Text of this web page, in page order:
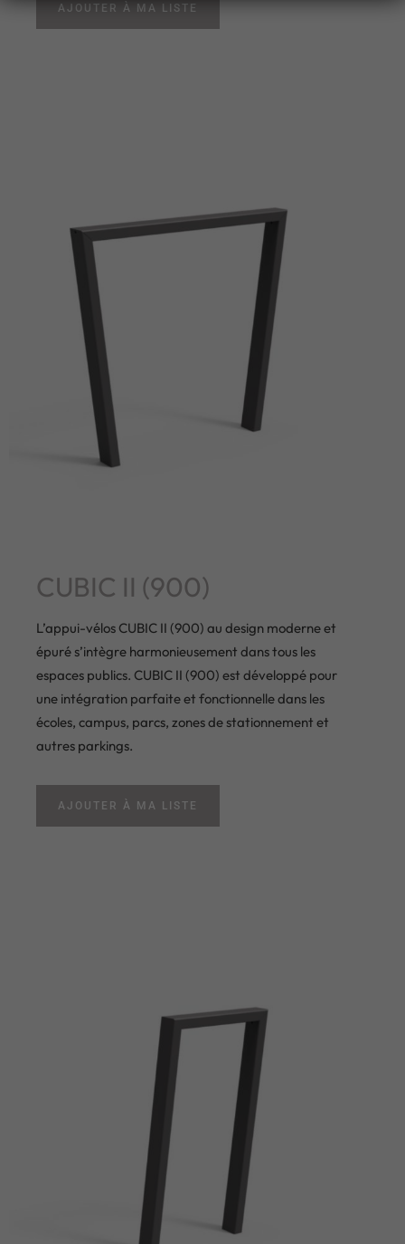
AJOUTER À MA LISTE
CUBIC II (900)
L’appui-vélos CUBIC II (900) au design moderne et
épuré s’intègre harmonieusement dans tous les
espaces publics. CUBIC II (900) est développé pour
une intégration parfaite et fonctionnelle dans les
écoles, campus, parcs, zones de stationnement et
autres parkings.
AJOUTER À MA LISTE